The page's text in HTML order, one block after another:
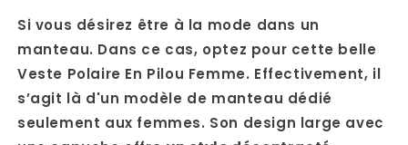
Si vous désirez être à la mode dans un
manteau. Dans ce cas, optez pour cette belle
Veste Polaire En Pilou Femme. Effectivement, il
s’agit là d'un modèle de manteau dédié
seulement aux femmes. Son design large avec